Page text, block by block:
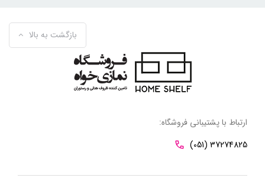
بازگشت به بالا
ارتباط با پشتیبانی فروشگاه:
(051) 37274825